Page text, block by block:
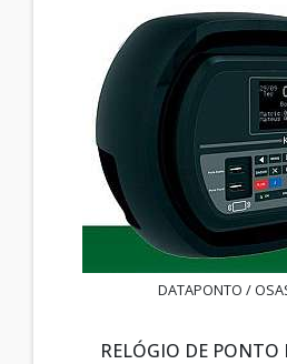
DATAPONTO /
RELÓGIO DE PONTO